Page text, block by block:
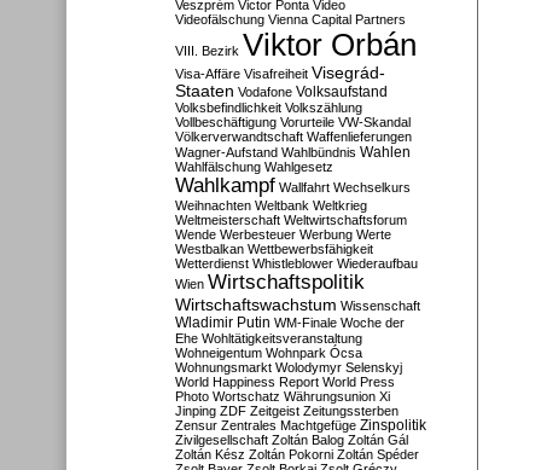
Veszprém Victor Ponta Video
Videofälschung Vienna Capital Partners
VIII. Bezirk Viktor Orbán
Visa-Affäre Visafreiheit Visegrád-
Staaten Vodafone Volksaufstand
Volksbefindlichkeit Volkszählung
Vollbeschäftigung Vorurteile VW-Skandal
Völkerverwandtschaft Waffenlieferungen
Wagner-Aufstand Wahlbündnis Wahlen
Wahlfälschung Wahlgesetz
Wahlkampf Wallfahrt Wechselkurs
Weihnachten Weltbank Weltkrieg
Weltmeisterschaft Weltwirtschaftsforum
Wende Werbesteuer Werbung Werte
Westbalkan Wettbewerbsfähigkeit
Wetterdienst Whistleblower Wiederaufbau
Wien Wirtschaftspolitik
Wirtschaftswachstum Wissenschaft
Wladimir Putin WM-Finale Woche der
Ehe Wohltätigkeitsveranstaltung
Wohneigentum Wohnpark Ócsa
Wohnungsmarkt Wolodymyr Selenskyj
World Happiness Report World Press
Photo Wortschatz Währungsunion Xi
Jinping ZDF Zeitgeist Zeitungssterben
Zensur Zentrales Machtgefüge Zinspolitik
Zivilgesellschaft Zoltán Balog Zoltán Gál
Zoltán Kész Zoltán Pokorni Zoltán Spéder